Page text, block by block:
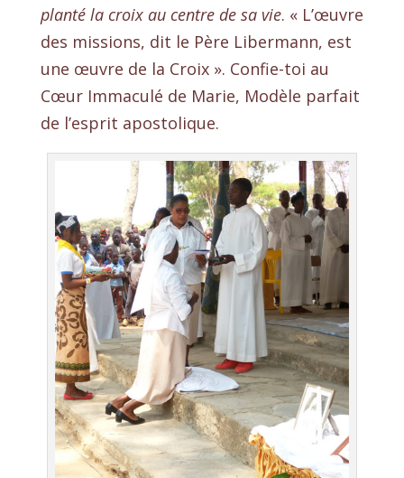
planté la croix au centre de sa vie. « L’œuvre
des missions, dit le Père Libermann, est
une œuvre de la Croix ». Confie-toi au
Cœur Immaculé de Marie, Modèle parfait
de l’esprit apostolique.